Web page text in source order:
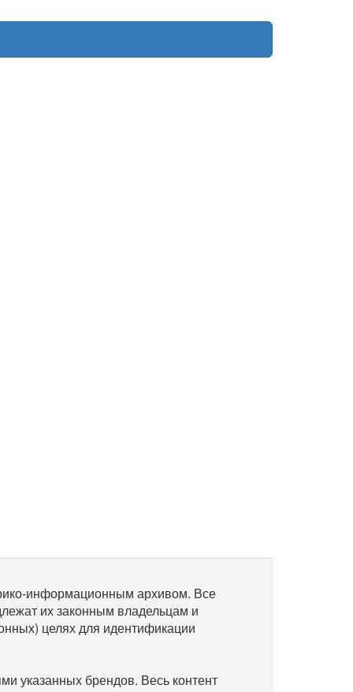
информационным архивом. Все
их законным владельцам и
целях для идентификации
указанных брендов. Весь контент